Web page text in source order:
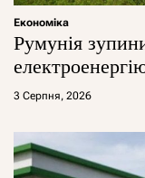
Економіка
Румунія
3 Серпня, 2026